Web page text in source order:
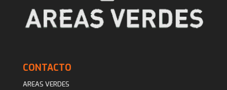
CONTACTO
AREAS VERDES